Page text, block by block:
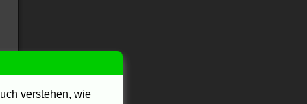
verstehen, wie